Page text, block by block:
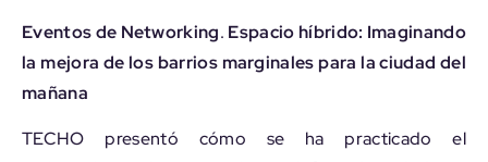
Eventos de Networking. Espacio híbrido: Imaginando
la mejora de los barrios marginales para la ciudad del
mañana
TECHO presentó cómo se ha practicado el